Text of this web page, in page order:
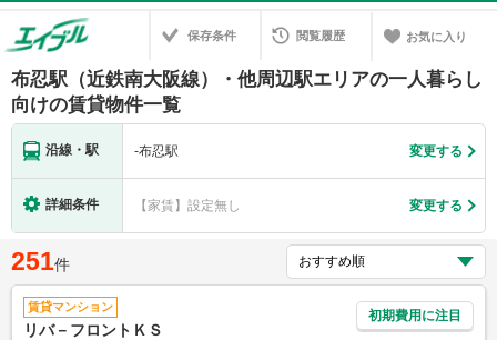
保存条件 閲覧履歴 お気に入り
布忍駅（近鉄南大阪線）・他周辺駅エリアの一人暮らし
向けの賃貸物件一覧
沿線・駅 -布忍駅 変更する
詳細条件 【家賃】設定無し 変更する
251件
賃貸マンション
リバ－フロントＫＳ
初期費用に注目